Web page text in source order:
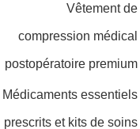
Vêtement de
compression médical
postopératoire premium
Médicaments essentiels
prescrits et kits de soins